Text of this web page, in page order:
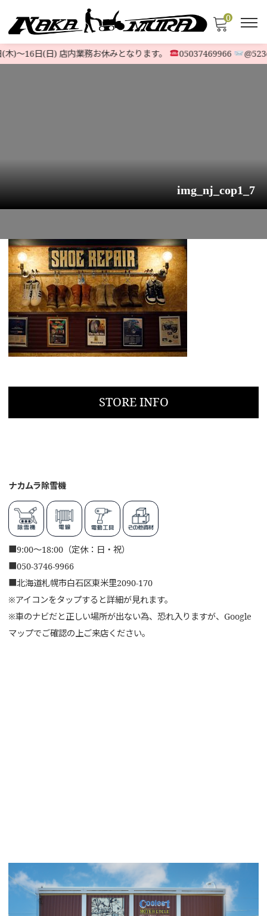
0
)〜16日(日) 店内業務お休みとなります。 05037469966
img_nj_cop1_7
STORE INFO
ナカムラ除雪機
■9:00～18:00（定休：日・祝）
■050-3746-9966
■北海道札幌市白石区東米里2090-170
※アイコンをタップすると詳細が見れます。
※車のナビだと正しい場所が出ない為、恐れ入りますが、Google
マップでご確認の上ご来店ください。